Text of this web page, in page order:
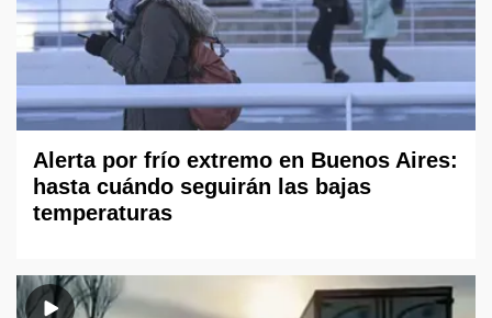
Alerta por frío extremo en Buenos Aires:
hasta cuándo seguirán las bajas
temperaturas